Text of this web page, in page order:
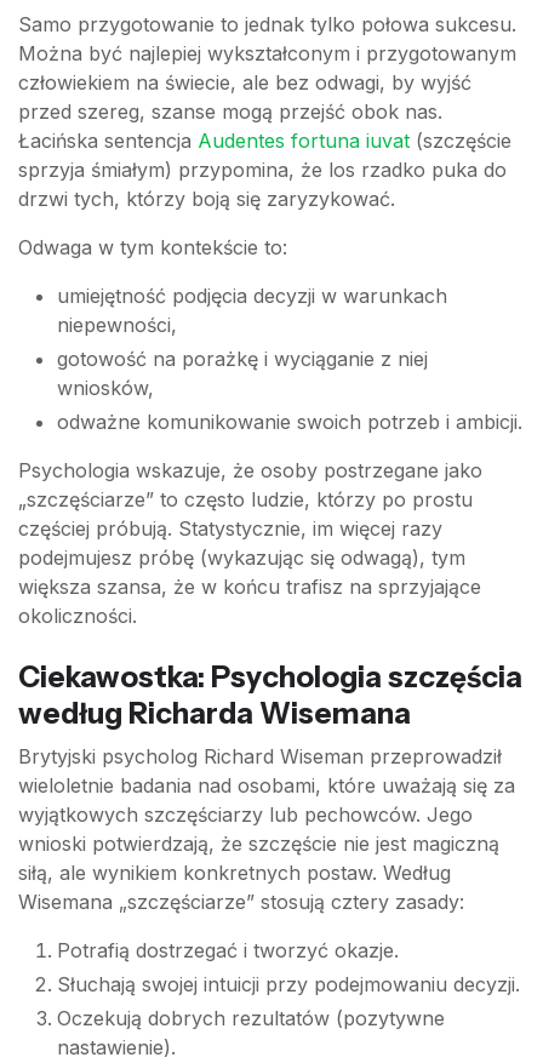
Samo przygotowanie to jednak tylko połowa sukcesu.
Można być najlepiej wykształconym i przygotowanym
człowiekiem na świecie, ale bez odwagi, by wyjść
przed szereg, szanse mogą przejść obok nas.
Łacińska sentencja Audentes fortuna iuvat (szczęście
sprzyja śmiałym) przypomina, że los rzadko puka do
drzwi tych, którzy boją się zaryzykować.
Odwaga w tym kontekście to:
umiejętność podjęcia decyzji w warunkach
niepewności,
gotowość na porażkę i wyciąganie z niej
wniosków,
odważne komunikowanie swoich potrzeb i ambicji.
Psychologia wskazuje, że osoby postrzegane jako
„szczęściarze” to często ludzie, którzy po prostu
częściej próbują. Statystycznie, im więcej razy
podejmujesz próbę (wykazując się odwagą), tym
większa szansa, że w końcu trafisz na sprzyjające
okoliczności.
Ciekawostka: Psychologia szczęścia
według Richarda Wisemana
Brytyjski psycholog Richard Wiseman przeprowadził
wieloletnie badania nad osobami, które uważają się za
wyjątkowych szczęściarzy lub pechowców. Jego
wnioski potwierdzają, że szczęście nie jest magiczną
siłą, ale wynikiem konkretnych postaw. Według
Wisemana „szczęściarze” stosują cztery zasady:
Potrafią dostrzegać i tworzyć okazje.
Słuchają swojej intuicji przy podejmowaniu decyzji.
Oczekują dobrych rezultatów (pozytywne
nastawienie).